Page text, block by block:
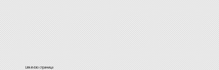
Link-in-bio страница